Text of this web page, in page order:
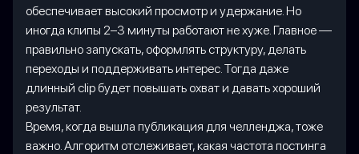
обеспечивает высокий просмотр и удержание. Но
иногда клипы 2–3 минуты работают не хуже. Главное —
правильно запускать, оформлять структуру, делать
переходы и поддерживать интерес. Тогда даже
длинный clip будет повышать охват и давать хороший
результат.
Время, когда вышла публикация для челленджа, тоже
важно. Алгоритм отслеживает, какая частота постинга